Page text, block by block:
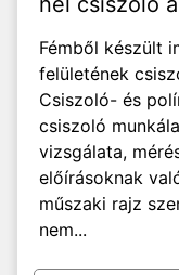
Fémből készült
felületének
Csiszoló- és
csiszoló
vizsgálata,
előírásoknak
műszaki rajz
nem...